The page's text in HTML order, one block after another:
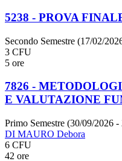
5238 - PROVA
Secondo Semestre (17/02/
3 CFU
5 ore
7826 -
E VALUTAZIONE
Primo Semestre (30/09/2026
DI MAURO Debora
6 CFU
42 ore